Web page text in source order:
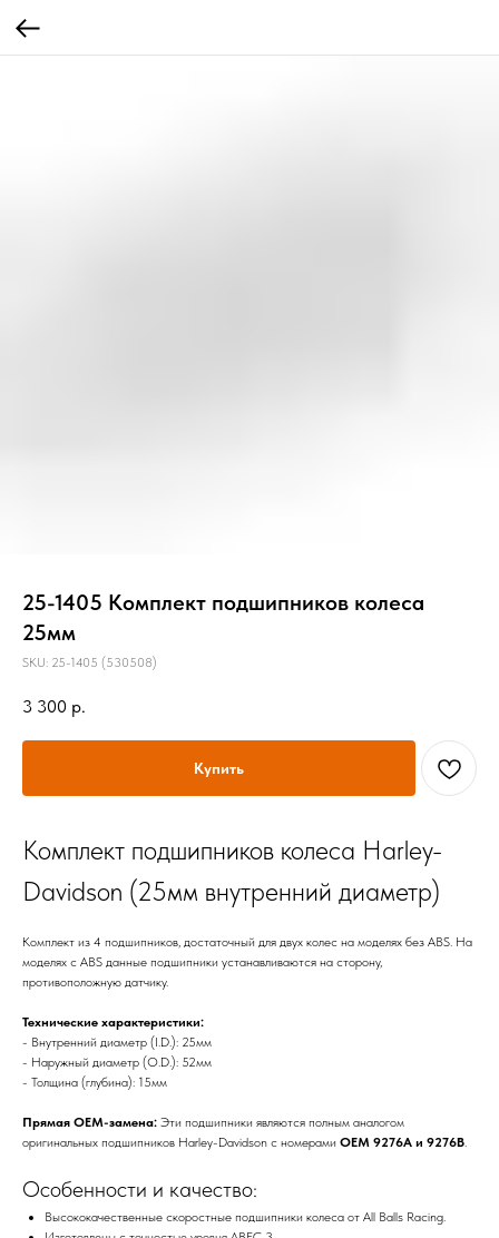
25-1405 Комплект подшипников колеса
25мм
SKU: 25-1405 (530508)
3 300 р.
Купить
Комплект подшипников колеса Harley-
Davidson (25мм внутренний диаметр)
Комплект из 4 подшипников, достаточный для двух колес на моделях без ABS. На
моделях с ABS данные подшипники устанавливаются на сторону,
противоположную датчику.
Технические характеристики:
- Внутренний диаметр (I.D.): 25мм
- Наружный диаметр (O.D.): 52мм
- Толщина (глубина): 15мм
Прямая OEM-замена: Эти подшипники являются полным аналогом
оригинальных подшипников Harley-Davidson с номерами OEM 9276A и 9276B.
Особенности и качество:
Высококачественные скоростные подшипники колеса от All Balls Racing.